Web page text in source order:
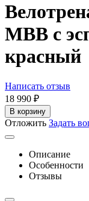
MBB с
красный
Написать отзыв
18 990 ₽
В корзину
Отложить Задать
Описание
Особенности
Отзывы